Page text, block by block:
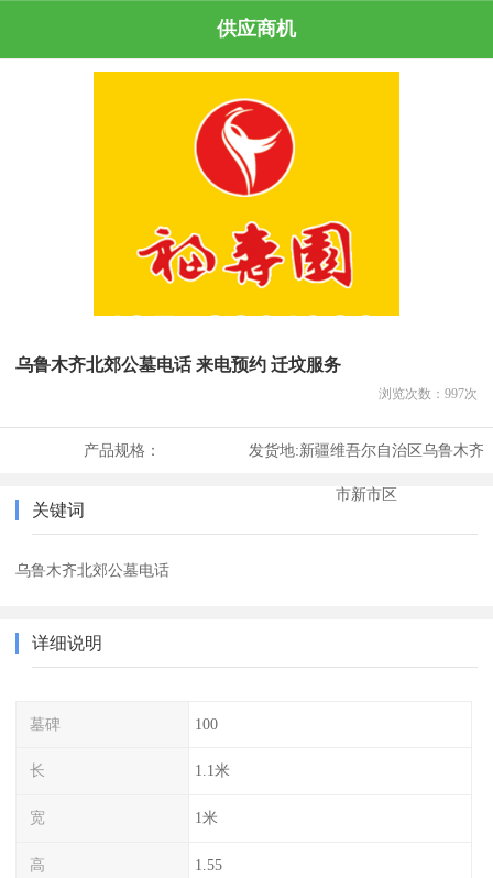
供应商机
乌鲁木齐北郊公墓电话 来电预约 迁坟服务
浏览次数： 997次
产品规格： 发货地:新疆维吾尔自治区乌鲁木齐
市新市区
关键词
乌鲁木齐北郊公墓电话
详细说明
墓碑 100
长 1.1米
宽 1米
高 1.55